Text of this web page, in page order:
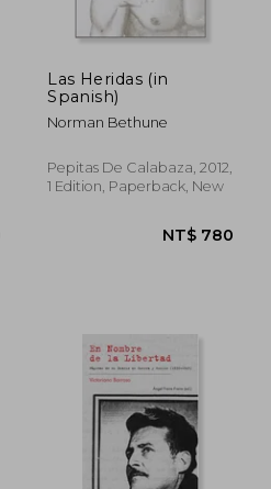
Las Heridas (in
Spanish)
Norman Bethune
Pepitas De Calabaza, 2012,
1 Edition, Paperback, New